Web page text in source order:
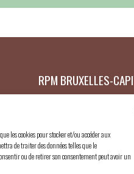
les cookies pour stocker et/ou accéder aux
de traiter des données telles que le
ou de retirer son consentement peut avoir un
RPM BRUXELLES-
N° d’entreprise :